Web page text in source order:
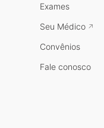
Exames
Seu Médico
Convênios
Fale conosco